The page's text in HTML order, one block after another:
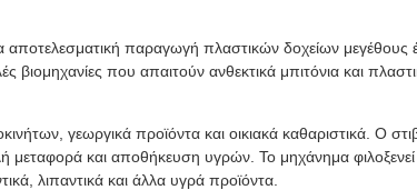
παραγωγή πλαστικών δοχείων μεγέθους
που απαιτούν ανθεκτικά μπιτόνια και
γεωργικά προϊόντα και οικιακά καθαριστικά. Ο
μεταφορά και αποθήκευση υγρών. Το μηχάνημα φιλοξενεί
λιπαντικά και άλλα υγρά προϊόντα.